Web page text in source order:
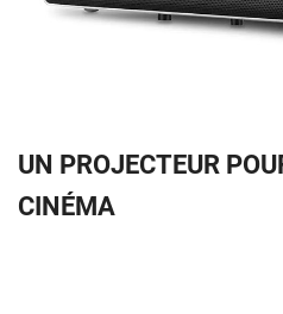
UN PROJECTEUR
CINÉMA